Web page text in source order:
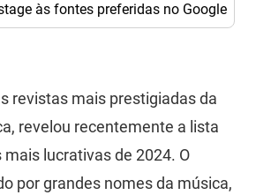
às fontes preferidas no Google
revistas mais prestigiadas da
revelou recentemente a lista
lucrativas de 2024. O
por grandes nomes da música,